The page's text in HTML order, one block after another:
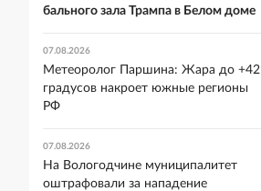
бального зала Трампа в Белом доме
07.08.2026
Метеоролог Паршина: Жара до +42
градусов накроет южные регионы
РФ
07.08.2026
На Вологодчине муниципалитет
оштрафовали за нападение